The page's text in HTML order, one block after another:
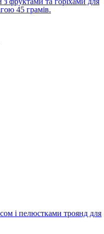
45 грамів.
і пелюстками троянд для